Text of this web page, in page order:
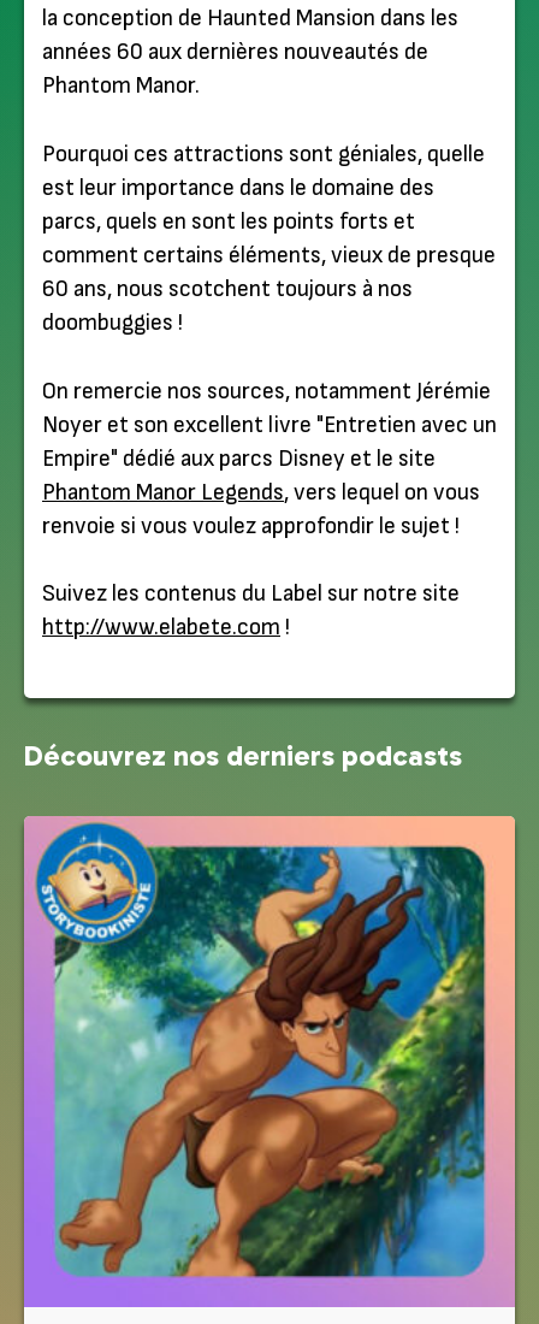
la conception de Haunted Mansion dans les
années 60 aux dernières nouveautés de
Phantom Manor.
Pourquoi ces attractions sont géniales, quelle
est leur importance dans le domaine des
parcs, quels en sont les points forts et
comment certains éléments, vieux de presque
60 ans, nous scotchent toujours à nos
doombuggies !
On remercie nos sources, notamment Jérémie
Noyer et son excellent livre "Entretien avec un
Empire" dédié aux parcs Disney et le site
Phantom Manor Legends, vers lequel on vous
renvoie si vous voulez approfondir le sujet !
Suivez les contenus du Label sur notre site
http://www.elabete.com !
Découvrez nos derniers podcasts